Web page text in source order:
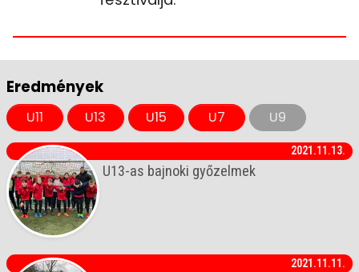
Eredmények
U11 U13 U15 U7 U9
2021.11.13.
U13-as bajnoki győzelmek
2021.11.11.